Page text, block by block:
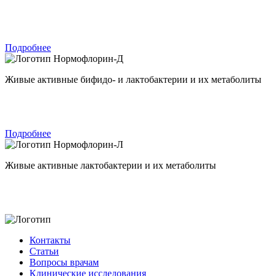
Подробнее
Нормофлорин-Д
Живые активные бифидо- и лактобактерии и их метаболиты
Подробнее
Нормофлорин-Л
Живые активные лактобактерии и их метаболиты
Контакты
Статьи
Вопросы врачам
Клинические исследования